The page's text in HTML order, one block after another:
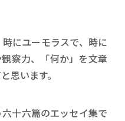
にユーモラスで、時に
察力、「何か」を文章
思います。
十六篇のエッセイ集で